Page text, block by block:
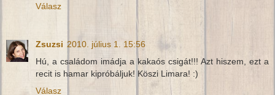
Válasz
Zsuzsi 2010. július 1. 15:56
Hú, a családom imádja a kakaós csigát!!! Azt hiszem, ezt a
recit is hamar kipróbáljuk! Köszi Limara! :)
Válasz